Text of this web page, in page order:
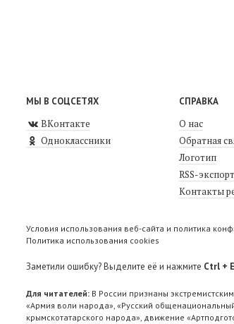
МЫ В СОЦСЕТЯХ
ВКонтакте
Одноклассники
СПРАВКА
О нас
Обратная
Логотип
RSS-экспорт
Контакты
Условия использования веб-сайта и политика
Политика использования cookies
Заметили ошибку? Выделите её и нажмите Ctrl +
Для читателей: В России признаны
«Армия воли народа», «Русский
крымскотатарского народа», движение